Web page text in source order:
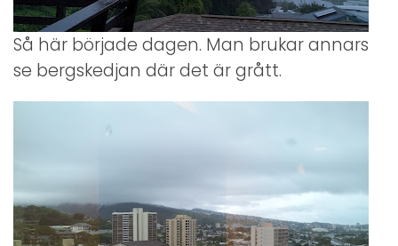
Så här började dagen. Man brukar annars
se bergskedjan där det är grått.